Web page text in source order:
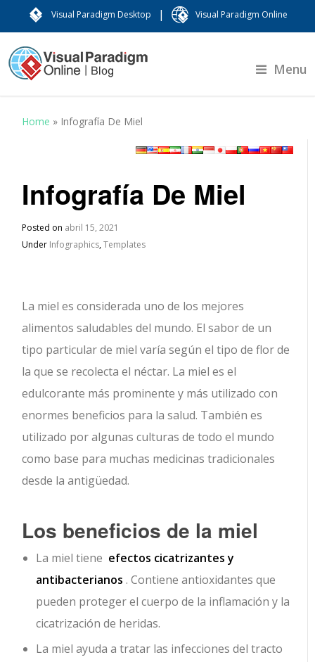
Visual Paradigm Desktop | Visual Paradigm Online
Menu
Home » Infografía De Miel
Infografía De Miel
Posted on abril 15, 2021
Under Infographics,Templates
La miel es considerada uno de los mejores
alimentos saludables del mundo. El sabor de un
tipo particular de miel varía según el tipo de flor de
la que se recolecta el néctar. La miel es el
edulcorante más prominente y más utilizado con
enormes beneficios para la salud. También es
utilizado por algunas culturas de todo el mundo
como base para muchas medicinas tradicionales
desde la antigüedad.
Los beneficios de la miel
La miel tiene efectos cicatrizantes y
antibacterianos . Contiene antioxidantes que
pueden proteger el cuerpo de la inflamación y la
cicatrización de heridas.
La miel ayuda a tratar las infecciones del tracto